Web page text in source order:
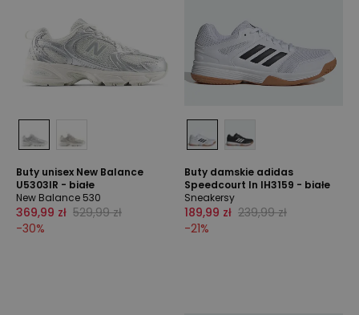
Buty unisex New Balance
U5303IR - białe
New Balance 530
369,99 zł 529,99 zł
-30%
Buty damskie adidas
Speedcourt In IH3159 - białe
Sneakersy
189,99 zł 239,99 zł
-21%